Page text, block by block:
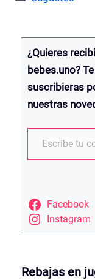
¿Quieres
bebes.uno?
suscribieras
nuestras
Escribe tu correo electrónico…
Facebook
Instagram
Rebajas en